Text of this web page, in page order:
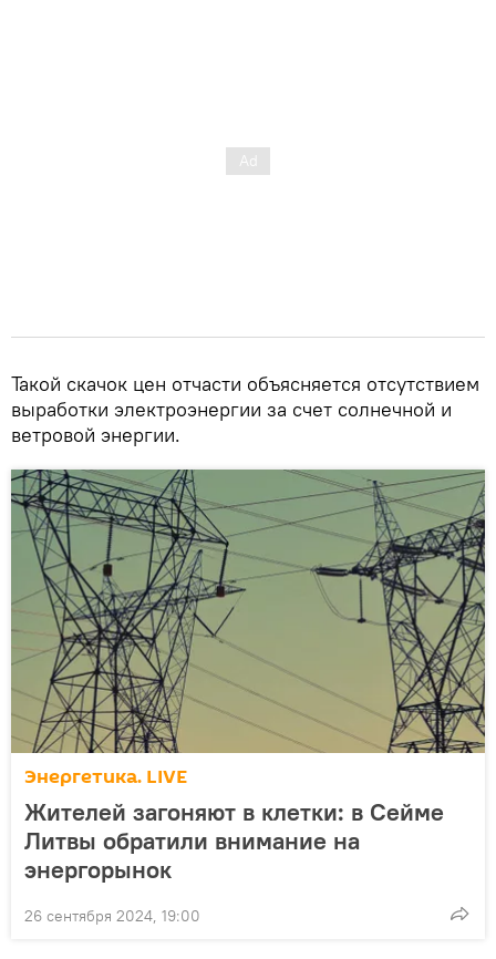
Такой скачок цен отчасти объясняется отсутствием
выработки электроэнергии за счет солнечной и
ветровой энергии.
Энергетика. LIVE
Жителей загоняют в клетки: в Сейме
Литвы обратили внимание на
энергорынок
26 сентября 2024, 19:00